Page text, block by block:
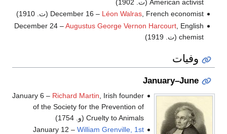
American activist (ت. 1902)
December 16 – Léon Walras, French economist (ت. 1910)
December 24 –Augustus George Vernon Harcourt, English
chemist (ت. 1919)
وفيات
January–June
January 6 – Richard Martin , Irish founder
of the Society for the Prevention of
Cruelty to Animals (و. 1754)
January 12 –William Grenville, 1st